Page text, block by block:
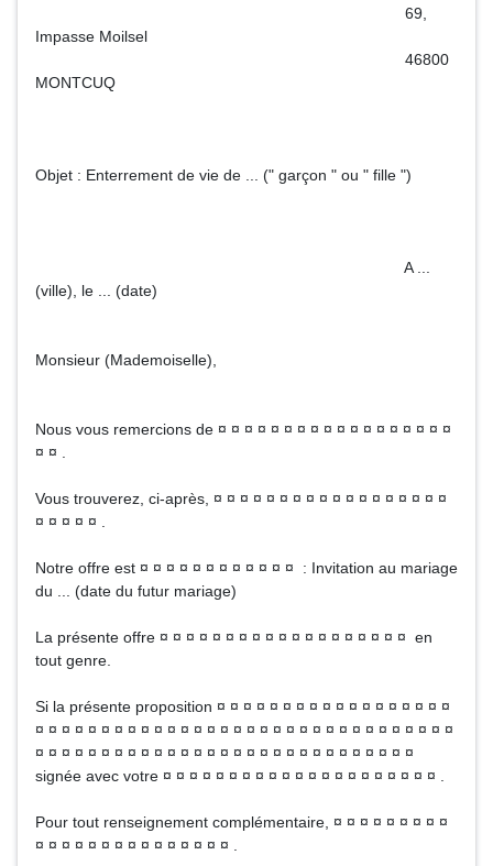
69,
Impasse Moilsel
46800
MONTCUQ
Objet : Enterrement de vie de ... (" garçon " ou " fille ")
A ...
(ville), le ... (date)
Monsieur (Mademoiselle),
Nous vous remercions de ¤ ¤ ¤ ¤ ¤ ¤ ¤ ¤ ¤ ¤ ¤ ¤ ¤ ¤ ¤ ¤ ¤ ¤
¤ ¤ .
Vous trouverez, ci-après, ¤ ¤ ¤ ¤ ¤ ¤ ¤ ¤ ¤ ¤ ¤ ¤ ¤ ¤ ¤ ¤ ¤ ¤
¤ ¤ ¤ ¤ ¤ .
Notre offre est ¤ ¤ ¤ ¤ ¤ ¤ ¤ ¤ ¤ ¤ ¤ ¤ : Invitation au mariage
du ... (date du futur mariage)
La présente offre ¤ ¤ ¤ ¤ ¤ ¤ ¤ ¤ ¤ ¤ ¤ ¤ ¤ ¤ ¤ ¤ ¤ ¤ ¤ en
tout genre.
Si la présente proposition ¤ ¤ ¤ ¤ ¤ ¤ ¤ ¤ ¤ ¤ ¤ ¤ ¤ ¤ ¤ ¤ ¤ ¤
¤ ¤ ¤ ¤ ¤ ¤ ¤ ¤ ¤ ¤ ¤ ¤ ¤ ¤ ¤ ¤ ¤ ¤ ¤ ¤ ¤ ¤ ¤ ¤ ¤ ¤ ¤ ¤ ¤ ¤ ¤ ¤
¤ ¤ ¤ ¤ ¤ ¤ ¤ ¤ ¤ ¤ ¤ ¤ ¤ ¤ ¤ ¤ ¤ ¤ ¤ ¤ ¤ ¤ ¤ ¤ ¤ ¤ ¤ ¤ ¤
signée avec votre ¤ ¤ ¤ ¤ ¤ ¤ ¤ ¤ ¤ ¤ ¤ ¤ ¤ ¤ ¤ ¤ ¤ ¤ ¤ ¤ ¤ .
Pour tout renseignement complémentaire, ¤ ¤ ¤ ¤ ¤ ¤ ¤ ¤ ¤
¤ ¤ ¤ ¤ ¤ ¤ ¤ ¤ ¤ ¤ ¤ ¤ ¤ ¤ ¤ .